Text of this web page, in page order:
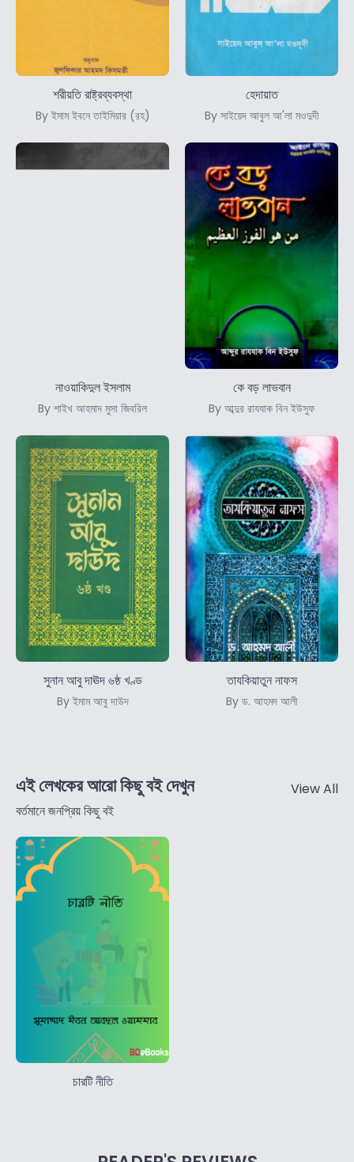
শরীয়তি রাষ্ট্রব্যবস্থা
By ইমাম ইবনে তাইমিয়ার (রহ)
হেদায়াত
By সাইয়েদ আবুল আ'লা মওদুদী
নাওয়াকিদুল ইসলাম
By শাইখ আহমাদ মুসা জিবরিল
কে বড় লাভবান
By আব্দুর রাযযাক বিন ইউসুফ
সুনান আবু দাঊদ ৬ষ্ঠ খণ্ড
By ইমাম আবু দাউদ
তাযকিয়াতুন নাফস
By ড. আহমদ আলী
এই লেখকের আরো কিছু বই দেখুন
বর্তমানে জনপ্রিয় কিছু বই
View All
চারটি নীতি